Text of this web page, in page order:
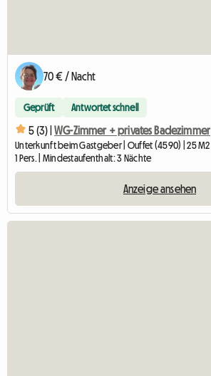
70 € / Nacht
Geprüft Antwortet schnell
5 (3) | WG-Zimmer + privates Badezimmer
Unterkunft beim Gastgeber | Ouffet (4590) | 25 M2
1 Pers. | Mindestaufenthalt: 3 Nächte
Anzeige ansehen